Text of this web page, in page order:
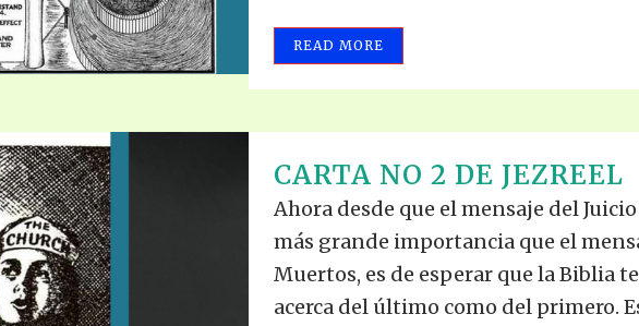
READ MORE
CARTA NO 2 DE JEZREEL
Ahora desde que el mensaje del
más grande importancia que el
Muertos, es de esperar que la Biblia
acerca del último como del primero.